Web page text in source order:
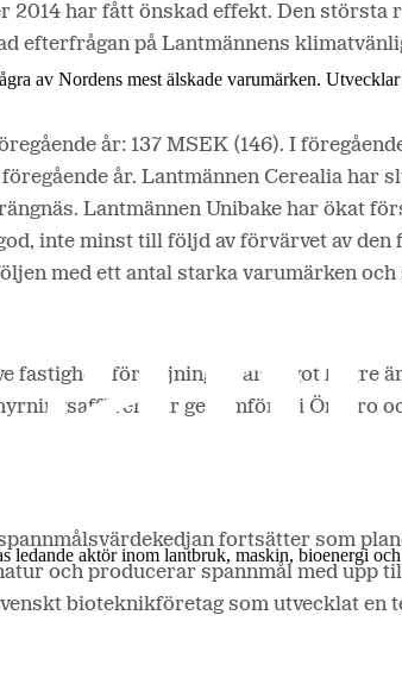
av Nordens mest älskade varumärken.
ledande aktör inom lantbruk, maskin, bioenergi
har fått önskad effekt. Den
efterfrågan på Lantmännens
år: 137 MSEK (146). I
år. Lantmännen Cerealia
Lantmännen Unibake har ökat
inte minst till följd av förvärvet av den
med ett antal starka varumärken
fastighetsförsäljningar, är något högre
har genomförts i Örebro
fortsätter som
och producerar spannmål med upp
bioteknikföretag som utvecklat